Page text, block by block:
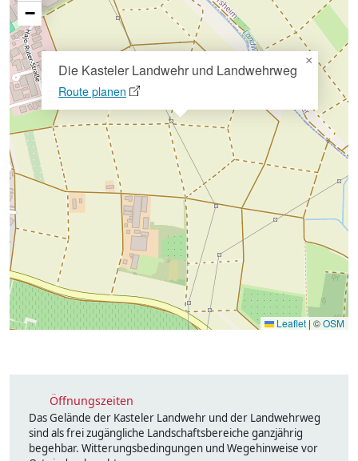
Die Kasteler Landwehr und Landwehrweg
Route planen
×
−
Leaflet | ©OSM
Öffnungszeiten
Das Gelände der Kasteler Landwehr und der Landwehrweg
sind als frei zugängliche Landschaftsbereiche ganzjährig
begehbar. Witterungsbedingungen und Wegehinweise vor